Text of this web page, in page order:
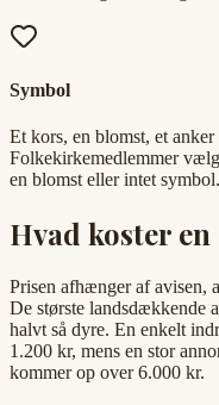
Symbol
Et kors, en blomst, et
Folkekirkemedlemmer
en blomst eller intet symbol.
Hvad koster
Prisen afhænger af avisen,
De største landsdækkende
halvt så dyre. En enkelt
1.200 kr, mens en stor
kommer op over 6.000 kr.